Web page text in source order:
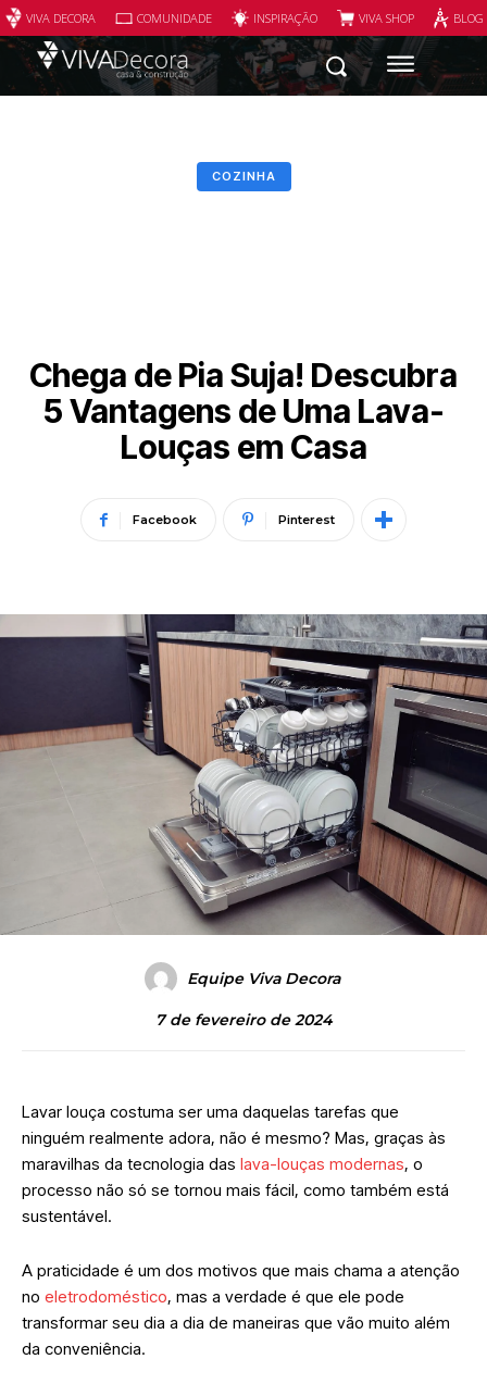
VIVA DECORA COMUNIDADE INSPIRAÇÃO VIVA SHOP
COZINHA
Chega de Pia Suja! Descubra
5 Vantagens de Uma Lava-
Louças em Casa
Facebook Pinterest
Equipe Viva Decora
7 de fevereiro de 2024
Lavar louça costuma ser uma daquelas tarefas que
ninguém realmente adora, não é mesmo? Mas, graças às
maravilhas da tecnologia das lava-louças modernas, o
processo não só se tornou mais fácil, como também está
sustentável.
A praticidade é um dos motivos que mais chama a atenção
no eletrodoméstico, mas a verdade é que ele pode
transformar seu dia a dia de maneiras que vão muito além
da conveniência.